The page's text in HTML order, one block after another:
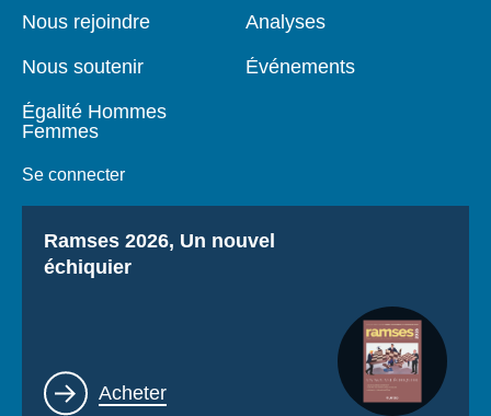
page
Nous rejoindre
Nous soutenir
Égalité Hommes
Femmes
Se connecter
Analyses
Événements
Titre
Ramses 2026, Un nouvel
échiquier
Lien
Acheter